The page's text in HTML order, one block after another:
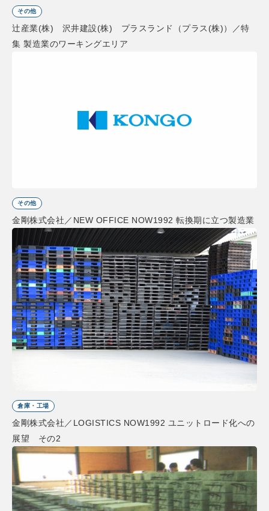
その他
辻産業(株) 沢井建設(株) プラスランド（プラス(株)）／特
集 製造業のワーキングエリア
その他
金剛株式会社／NEW OFFICE NOW1992 転換期に立つ製造業
倉庫・工場
金剛株式会社／LOGISTICS NOW1992 ユニットロード化への
展望 その2